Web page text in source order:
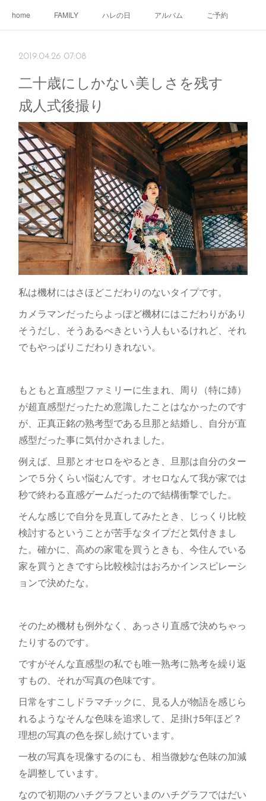
home FAMILY ハレの日 アルバム ご予約
2019.04.26 07:08
二十歳にしかない美しさを残す
成人式後撮り
私は機材にはさほどこだわりのないタイプです。
カメラマンだったらよっぽど機材にはこだわりがあり
そうだし、そうあるべきという人もいるけれど、それ
でもやっぱりこだわりきれない。
もともと直感型ファミリーに生まれ、周り（特に姉）
が超直感型だったため意識したことはなかったのです
が、正真正銘の熟考型である旦那と結婚し、自分が直
感型だった事に気付かされました。
例えば、旦那とオセロをやるとき、旦那は自分のター
ンで５分くらい悩むんです。オセロなんて我が家では
秒で終わる直感ゲームだったので結構衝撃でした。
そんな感じで自分を見直してみたとき、じっくり比較
検討するということが苦手なタイプだと気付きまし
た。確かに、高めの家電を買うときも、今住んでいる
家を買うときですら比較検討はおろかインスピレーシ
ョンで決めたな。
そのため機材も例外なく、あっさり直感で決めちゃっ
たりするのです。
ですがそんな直感型の私でも唯一熟考に熟考を繰り返
すもの、それが写真の色味です。
日常をすこしドラマチックに、見る人が物語を感じら
れるようなそんな色味を追求して、足掛け5年ほど？
理想の写真の色を探し続けています。
一枚の写真を現像するのにも、相当微妙な色味の加減
を調整しています。
なので初期のハチグラフといまのハチグラフではだい